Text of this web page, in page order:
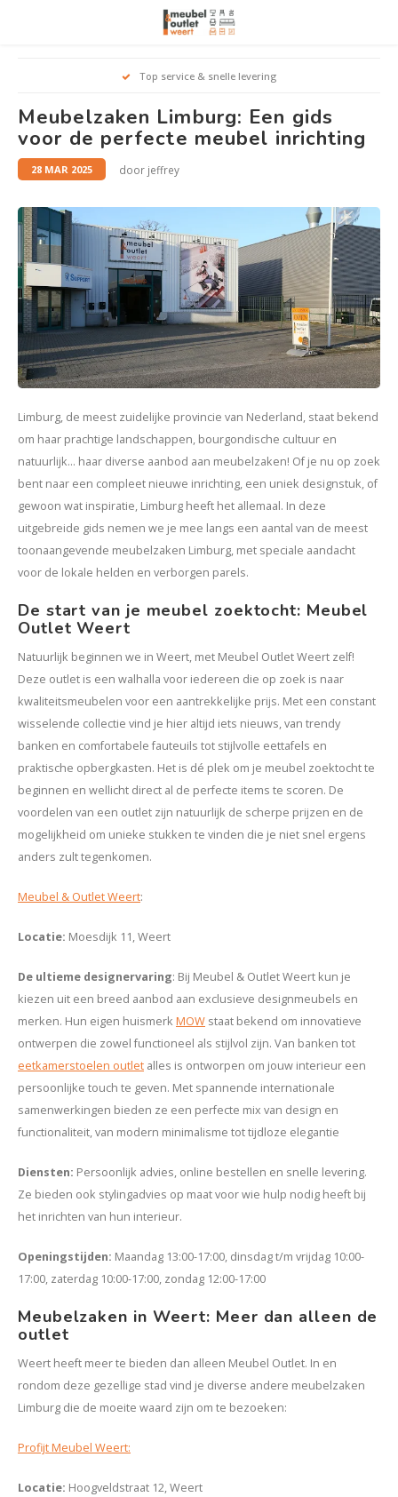
Hoofdmenu / woonmeubelen
Banken
Dressoirs
Eetkamerstoelen
Eetkamertafels
Fauteuils
Kasten
Salontafels
Barkrukken
Top service & snelle levering
Meubelzaken Limburg: Een gids
voor de perfecte meubel inrichting
28 MAR 2025 door jeffrey
Limburg, de meest zuidelijke provincie van Nederland, staat bekend
om haar prachtige landschappen, bourgondische cultuur en
natuurlijk... haar diverse aanbod aan meubelzaken! Of je nu op zoek
bent naar een compleet nieuwe inrichting, een uniek designstuk, of
gewoon wat inspiratie, Limburg heeft het allemaal. In deze
uitgebreide gids nemen we je mee langs een aantal van de meest
toonaangevende meubelzaken Limburg, met speciale aandacht
voor de lokale helden en verborgen parels.
De start van je meubel zoektocht: Meubel
Outlet Weert
Natuurlijk beginnen we in Weert, met Meubel Outlet Weert zelf!
Deze outlet is een walhalla voor iedereen die op zoek is naar
kwaliteitsmeubelen voor een aantrekkelijke prijs. Met een constant
wisselende collectie vind je hier altijd iets nieuws, van trendy
banken en comfortabele fauteuils tot stijlvolle eettafels en
praktische opbergkasten. Het is dé plek om je meubel zoektocht te
beginnen en wellicht direct al de perfecte items te scoren. De
voordelen van een outlet zijn natuurlijk de scherpe prijzen en de
mogelijkheid om unieke stukken te vinden die je niet snel ergens
anders zult tegenkomen.
Meubel & Outlet Weert:
Locatie: Moesdijk 11, Weert
De ultieme designervaring: Bij Meubel & Outlet Weert kun je
kiezen uit een breed aanbod aan exclusieve designmeubels en
merken. Hun eigen huismerk MOW staat bekend om innovatieve
ontwerpen die zowel functioneel als stijlvol zijn. Van banken tot
eetkamerstoelen outlet alles is ontworpen om jouw interieur een
persoonlijke touch te geven. Met spannende internationale
samenwerkingen bieden ze een perfecte mix van design en
functionaliteit, van modern minimalisme tot tijdloze elegantie
Diensten: Persoonlijk advies, online bestellen en snelle levering.
Ze bieden ook stylingadvies op maat voor wie hulp nodig heeft bij
het inrichten van hun interieur.
Openingstijden: Maandag 13:00-17:00, dinsdag t/m vrijdag 10:00-
17:00, zaterdag 10:00-17:00, zondag 12:00-17:00
Meubelzaken in Weert: Meer dan alleen de
outlet
Weert heeft meer te bieden dan alleen Meubel Outlet. In en
rondom deze gezellige stad vind je diverse andere meubelzaken
Limburg die de moeite waard zijn om te bezoeken:
Profijt Meubel Weert:
Locatie: Hoogveldstraat 12, Weert